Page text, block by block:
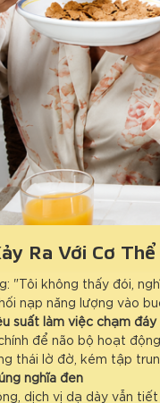
Ra Với Cơ
"Tôi không thấy đói,
nạp năng lượng vào
suất làm việc chạm đáy
để não bộ hoạt
thái lờ đờ, kém tập
nghĩa đen
dịch vị dạ dày vẫn